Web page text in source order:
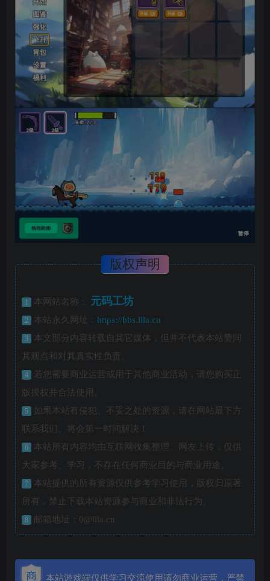
版权声明
1 本网站名称： 元码工坊
2 本站永久网址： https://bbs.llla.cn
3
本文部分内容转载自其它媒体，但并不代表本站赞同
其观点和对其真实性负责。
4
若您需要商业运营或用于其他商业活动，请您购买正
版授权并合法使用。
5
如果本站有侵犯、不妥之处的资源，请在网站最下方
联系我们。将会第一时间解决！
6
本站所有内容均由互联网收集整理、网友上传，仅供
大家参考、学习，不存在任何商业目的与商业用途。
7
本站提供的所有资源仅供参考学习使用，版权归原著
所有，禁止下载本站资源参与商业和非法行为。
8 邮箱地址：0@llla.cn
本站游戏端仅供学习交流使用请勿商业运营，严禁